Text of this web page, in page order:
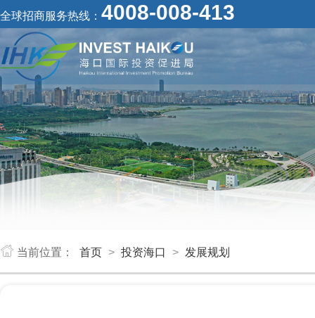
全球招商服务热线： 4008-008-413
当前位置： 首页 > 投资海口 > 发展规划